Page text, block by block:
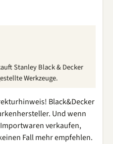
Stanley Black & Decker
Werkzeuge.
Black&Decker
Und wenn
verkaufen,
Fall mehr empfehlen.